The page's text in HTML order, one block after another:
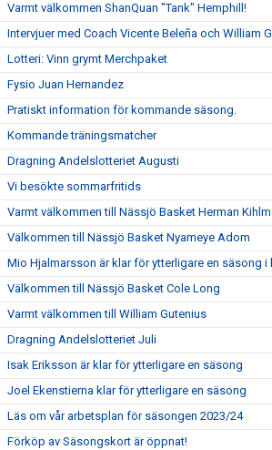
Varmt välkommen ShanQuan "Tank" Hemphill!
Intervjuer med Coach Vicente Beleña och William
Lotteri: Vinn grymt Merchpaket
Fysio Juan Hernandez
Pratiskt information för kommande säsong.
Kommande träningsmatcher
Dragning Andelslotteriet Augusti
Vi besökte sommarfritids
Varmt välkommen till Nässjö Basket Herman
Välkommen till Nässjö Basket Nyameye Adom
Mio Hjalmarsson är klar för ytterligare en säsong i
Välkommen till Nässjö Basket Cole Long
Varmt välkommen till William Gutenius
Dragning Andelslotteriet Juli
Isak Eriksson är klar för ytterligare en säsong
Joel Ekenstierna klar för ytterligare en säsong
Läs om vår arbetsplan för säsongen 2023/24
Förköp av Säsongskort är öppnat!